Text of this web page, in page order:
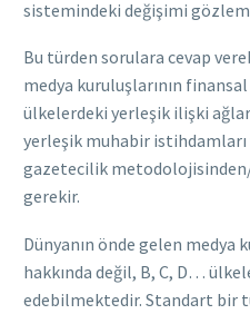
sistemindeki değişimi
Bu türden sorulara cevap
medya kuruluşlarının
ülkelerdeki yerleşik ilişki
yerleşik muhabir
gazetecilik
gerekir.
Dünyanın önde gelen medya
hakkında değil, B, C, D…
edebilmektedir. Standart bir